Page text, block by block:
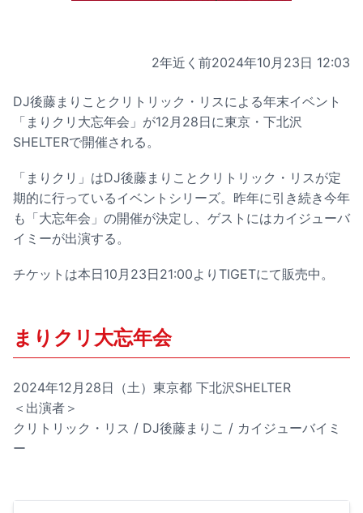
2年近く前2024年10月23日 12:03
DJ後藤まりことクリトリック・リスによる年末イベント
「まりクリ大忘年会」が12月28日に東京・下北沢
SHELTERで開催される。
「まりクリ」はDJ後藤まりことクリトリック・リスが定
期的に行っているイベントシリーズ。昨年に引き続き今年
も「大忘年会」の開催が決定し、ゲストにはカイジューバ
イミーが出演する。
チケットは本日10月23日21:00よりTIGETにて販売中。
まりクリ大忘年会
2024年12月28日（土）東京都 下北沢SHELTER
＜出演者＞
クリトリック・リス / DJ後藤まりこ / カイジューバイミ
ー